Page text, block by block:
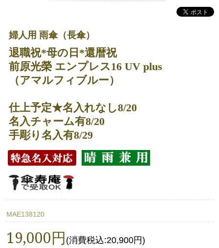
婦人用 雨傘（長傘）
退職祝*母の日*還暦祝
前原光榮 エンプレス16 UV plus
（アマルフィブルー）
仕上予定★名入れなし8/20
名入チャーム有8/20
手彫り名入有8/29
MAE138120
19,000円 (消費税込:20,900円)